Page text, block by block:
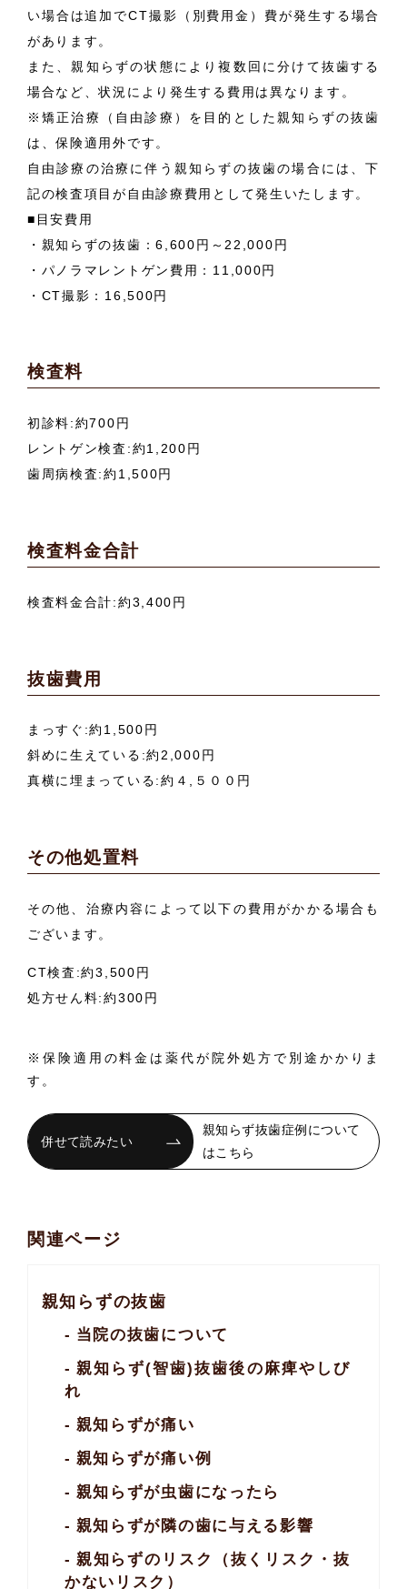
い場合は追加でCT撮影（別費用金）費が発生する場合
があります。
また、親知らずの状態により複数回に分けて抜歯する
場合など、状況により発生する費用は異なります。
※矯正治療（自由診療）を目的とした親知らずの抜歯
は、保険適用外です。
自由診療の治療に伴う親知らずの抜歯の場合には、下
記の検査項目が自由診療費用として発生いたします。
■目安費用
・親知らずの抜歯：6,600円～22,000円
・パノラマレントゲン費用：11,000円
・CT撮影：16,500円
検査料
初診料:約700円
レントゲン検査:約1,200円
歯周病検査:約1,500円
検査料金合計
検査料金合計:約3,400円
抜歯費用
まっすぐ:約1,500円
斜めに生えている:約2,000円
真横に埋まっている:約４,５００円
その他処置料
その他、治療内容によって以下の費用がかかる場合も
ございます。
CT検査:約3,500円
処方せん料:約300円
※保険適用の料金は薬代が院外処方で別途かかりま
す。
親知らず抜歯症例について
はこちら
関連ページ
親知らずの抜歯
当院の抜歯について
親知らず(智歯)抜歯後の麻痺やしび
れ
親知らずが痛い
親知らずが痛い例
親知らずが虫歯になったら
親知らずが隣の歯に与える影響
親知らずのリスク
（抜くリスク・ 抜
かないリスク）